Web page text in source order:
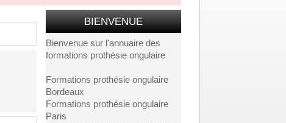
BIENVENUE
Bienvenue sur l'annuairedes
formations prothésie ongulaire
Formations prothésie ongulaire
Bordeaux
Formations prothésie ongulaire
Paris